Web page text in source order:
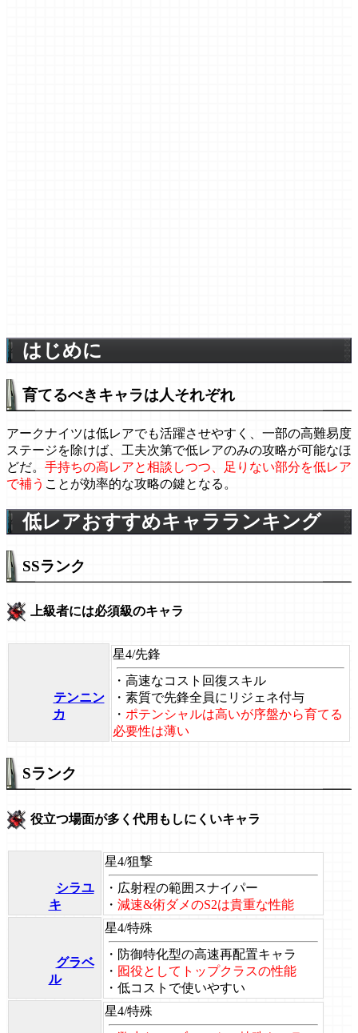
はじめに
育てるべきキャラは人それぞれ
アークナイツは低レアでも活躍させやすく、一部の高難易度
ステージを除けば、工夫次第で低レアのみの攻略が可能なほ
どだ。 手持ちの高レアと相談しつつ、足りない部分を低レア
で補う ことが効率的な攻略の鍵となる。
低レアおすすめキャラランキング
SSランク
上級者には必須級のキャラ
テンニン
カ
星4/先鋒
・高速なコスト回復スキル
・素質で先鋒全員にリジェネ付与
・ ポテンシャルは高いが序盤から育てる
必要性は薄い
Sランク
役立つ場面が多く代用もしにくいキャラ
シラユ
キ
星4/狙撃
・広射程の範囲スナイパー
・ 減速&術ダメのS2は貴重な性能
グラベ
ル
星4/特殊
・防御特化型の高速再配置キャラ
・ 囮役としてトップクラスの性能
・低コストで使いやすい
星4/特殊